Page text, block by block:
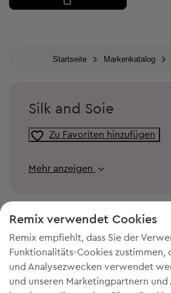
Startseite Markenkatalog
Silk and Soie
Zu Favoriten hinzufügen
Mehr anzeigen
Remix verwendet Cookies
Remix empfiehlt, dass Sie der
Funktionalitäts-Cookies zustimmen,
und Analysezwecken verwendet
und unseren Marketingpartnern und